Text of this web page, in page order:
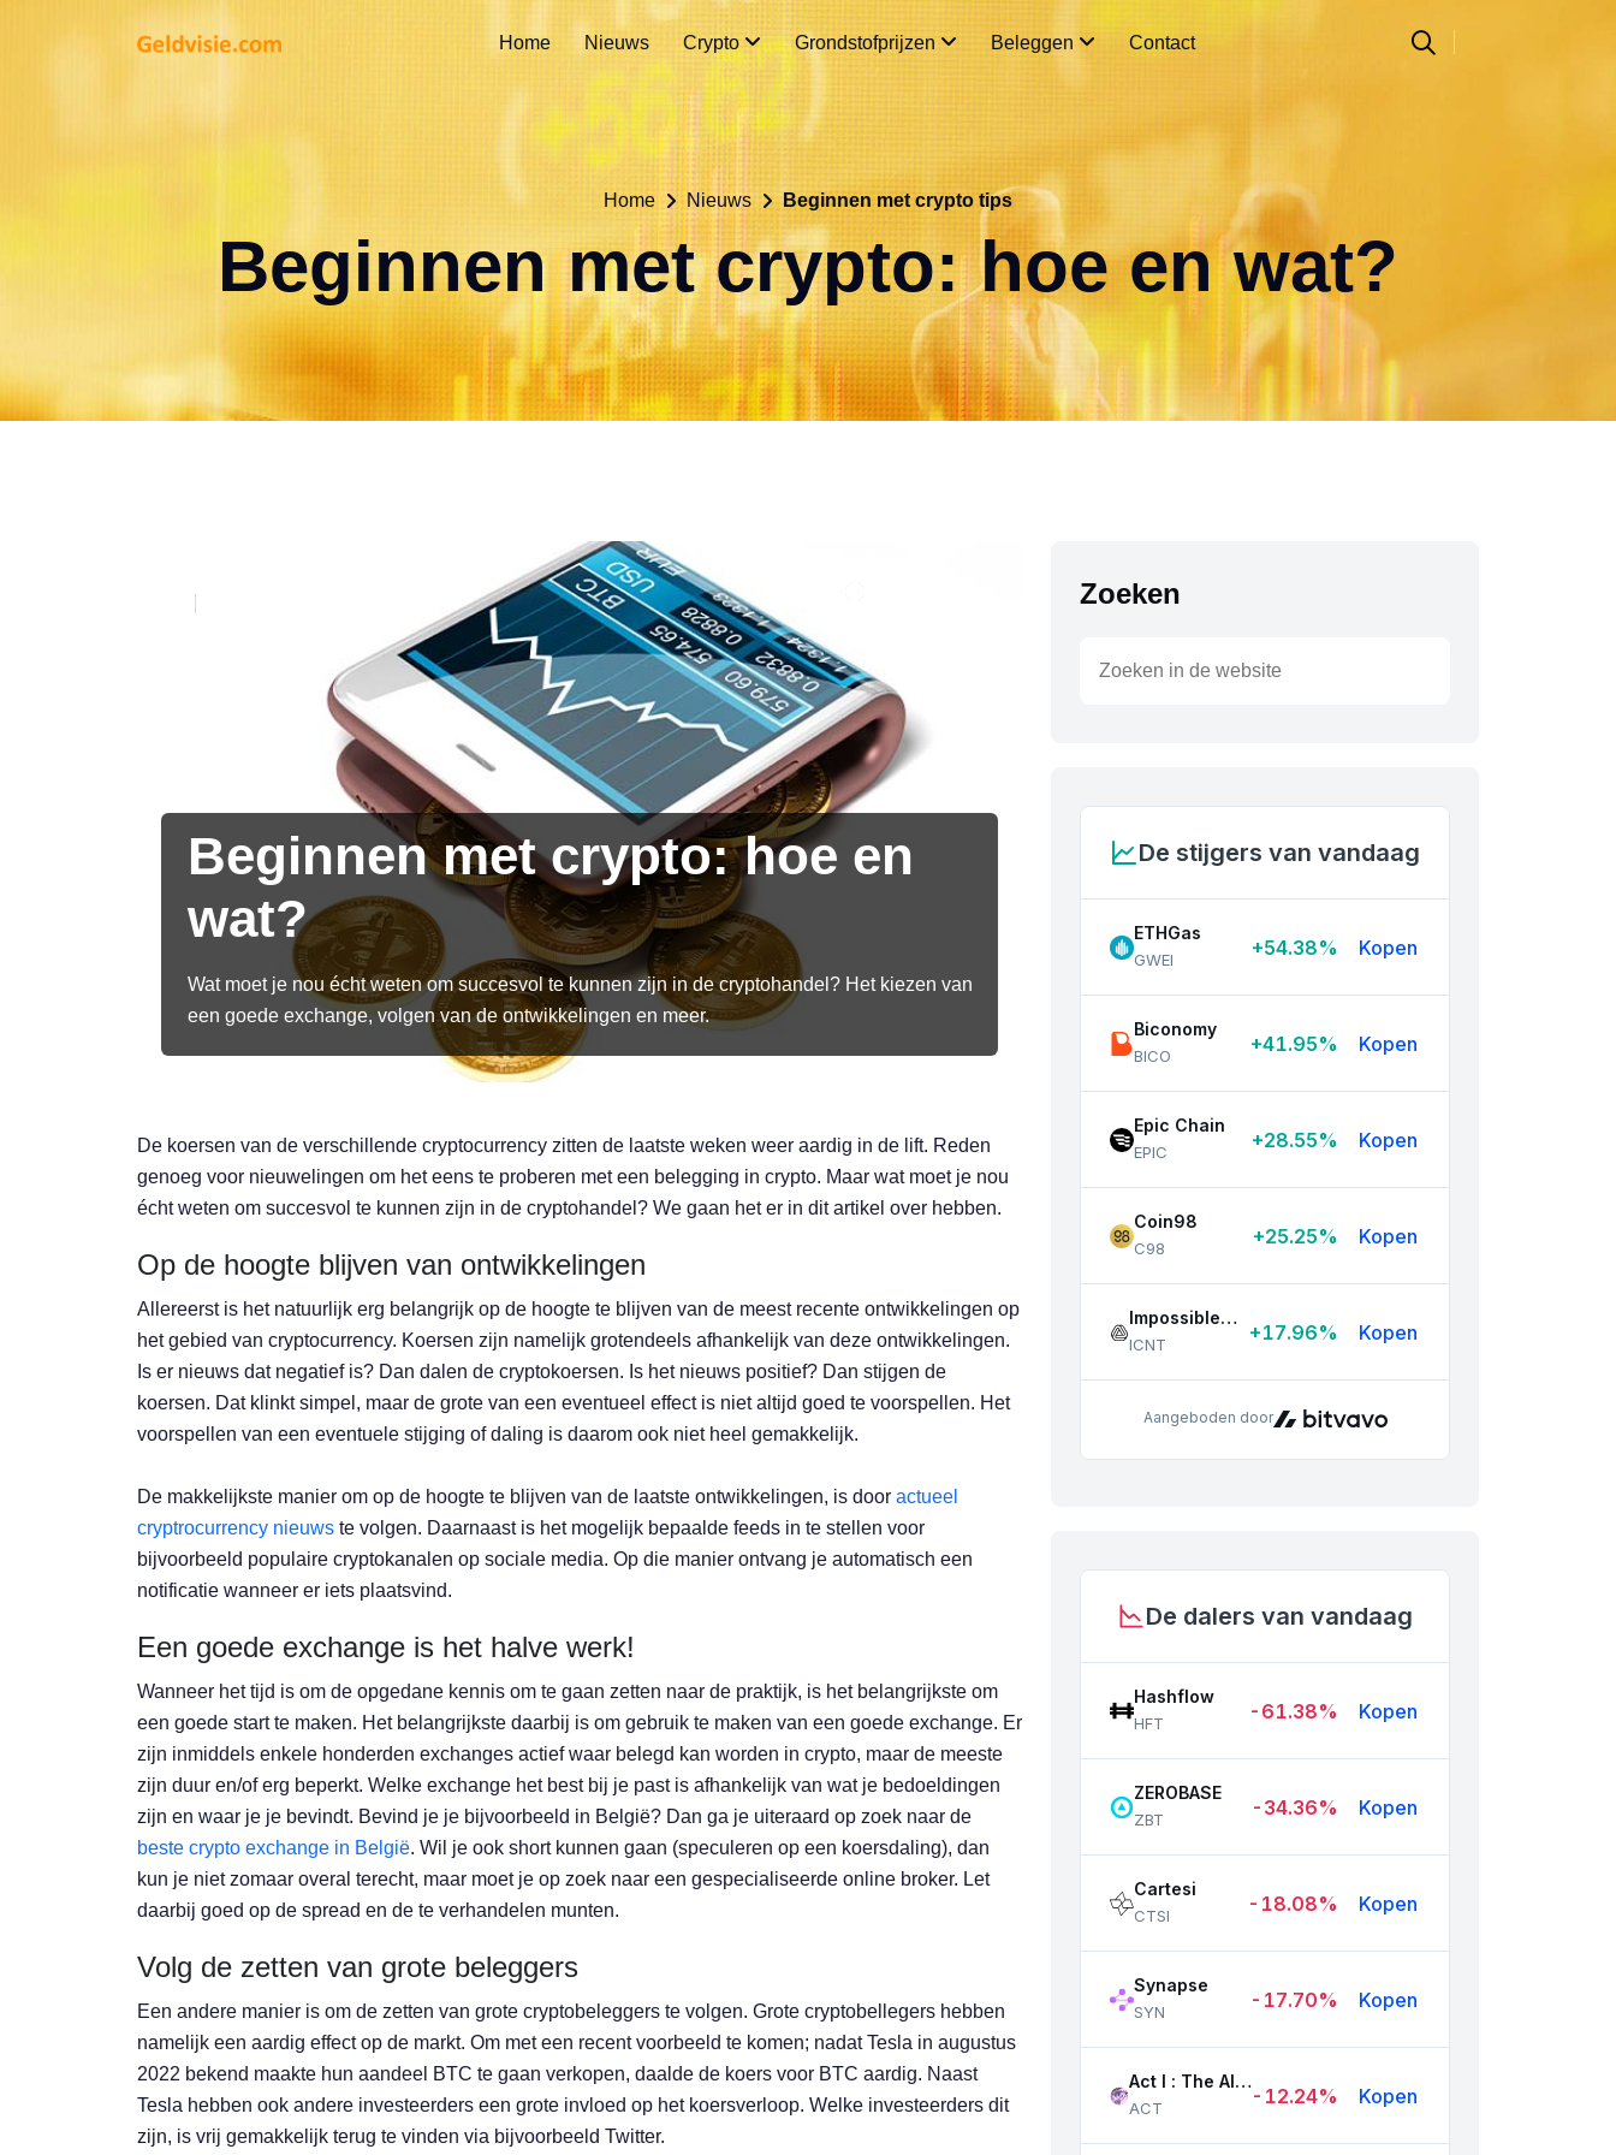
Home Nieuws Crypto Grondstofprijzen Beleggen Contact
Home Nieuws Beginnen met crypto tips
Beginnen met crypto: hoe en wat?
Beginnen met crypto: hoe en
wat?
Wat moet je nou écht weten om succesvol te kunnen zijn in de cryptohandel? Het kiezen van
een goede exchange, volgen van de ontwikkelingen en meer.
De koersen van de verschillende cryptocurrency zitten de laatste weken weer aardig in de lift. Reden
genoeg voor nieuwelingen om het eens te proberen met een belegging in crypto. Maar wat moet je nou
écht weten om succesvol te kunnen zijn in de cryptohandel? We gaan het er in dit artikel over hebben.
Op de hoogte blijven van ontwikkelingen
Allereerst is het natuurlijk erg belangrijk op de hoogte te blijven van de meest recente ontwikkelingen op
het gebied van cryptocurrency. Koersen zijn namelijk grotendeels afhankelijk van deze ontwikkelingen.
Is er nieuws dat negatief is? Dan dalen de cryptokoersen. Is het nieuws positief? Dan stijgen de
koersen. Dat klinkt simpel, maar de grote van een eventueel effect is niet altijd goed te voorspellen. Het
voorspellen van een eventuele stijging of daling is daarom ook niet heel gemakkelijk.
De makkelijkste manier om op de hoogte te blijven van de laatste ontwikkelingen, is door actueel
cryptrocurrency nieuws te volgen. Daarnaast is het mogelijk bepaalde feeds in te stellen voor
bijvoorbeeld populaire cryptokanalen op sociale media. Op die manier ontvang je automatisch een
notificatie wanneer er iets plaatsvind.
Een goede exchange is het halve werk!
Wanneer het tijd is om de opgedane kennis om te gaan zetten naar de praktijk, is het belangrijkste om
een goede start te maken. Het belangrijkste daarbij is om gebruik te maken van een goede exchange. Er
zijn inmiddels enkele honderden exchanges actief waar belegd kan worden in crypto, maar de meeste
zijn duur en/of erg beperkt. Welke exchange het best bij je past is afhankelijk van wat je bedoeldingen
zijn en waar je je bevindt. Bevind je je bijvoorbeeld in België? Dan ga je uiteraard op zoek naar de
beste crypto exchange in België. Wil je ook short kunnen gaan (speculeren op een koersdaling), dan
kun je niet zomaar overal terecht, maar moet je op zoek naar een gespecialiseerde online broker. Let
daarbij goed op de spread en de te verhandelen munten.
Volg de zetten van grote beleggers
Een andere manier is om de zetten van grote cryptobeleggers te volgen. Grote cryptobellegers hebben
namelijk een aardig effect op de markt. Om met een recent voorbeeld te komen; nadat Tesla in augustus
2022 bekend maakte hun aandeel BTC te gaan verkopen, daalde de koers voor BTC aardig. Naast
Tesla hebben ook andere investeerders een grote invloed op het koersverloop. Welke investeerders dit
zijn, is vrij gemakkelijk terug te vinden via bijvoorbeeld Twitter.
Zoeken